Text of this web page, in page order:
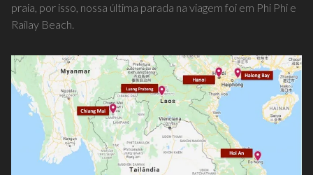
praia, por isso, nossa última parada na viagem foi em Phi Phi e
Railay Beach.